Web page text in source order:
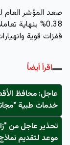
صعد المؤشر
0.38% بنهاية
قفزات قوية
اقرأ أيضاً
عاجل: محافظ
خدمات طبية
تحذير عاجل من
موعد لتقديم نماذج